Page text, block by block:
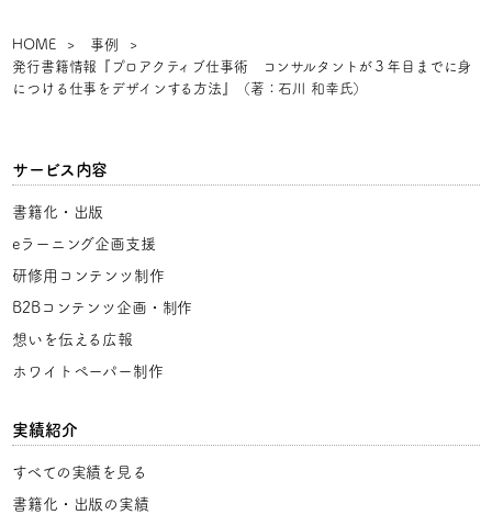
HOME
事例
発行書籍情報『プロアクティブ仕事術 コンサルタントが３年目までに身
につける仕事をデザインする方法』（著：石川 和幸氏）
サービス内容
書籍化・出版
eラーニング企画支援
研修用コンテンツ制作
B2Bコンテンツ企画・制作
想いを伝える広報
ホワイトペーパー制作
実績紹介
すべての実績を見る
書籍化・出版の実績